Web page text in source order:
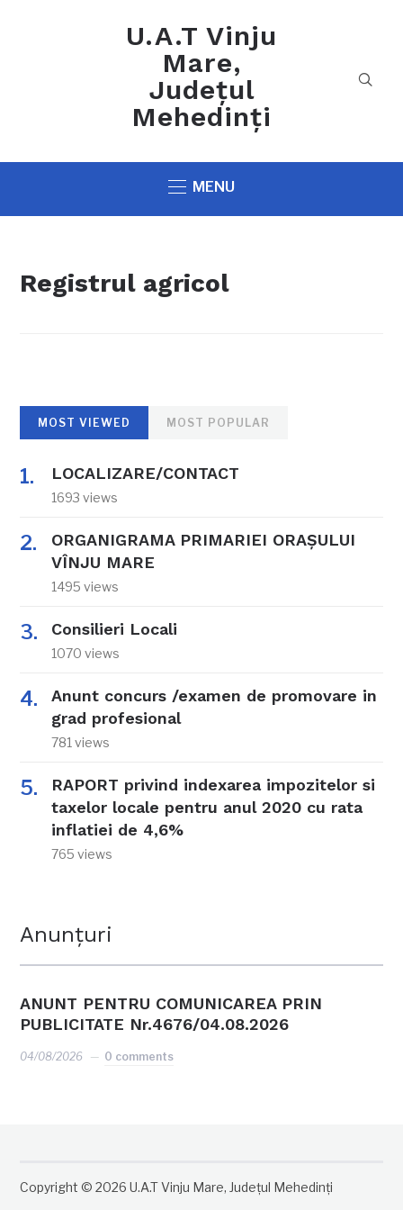
U.A.T Vinju
Mare,
Județul
Mehedinți
MENU
Registrul agricol
MOST VIEWED MOST POPULAR
LOCALIZARE/CONTACT
1693 views
ORGANIGRAMA PRIMARIEI ORAŞULUI
VÎNJU MARE
1495 views
Consilieri Locali
1070 views
Anunt concurs /examen de promovare in
grad profesional
781 views
RAPORT privind indexarea impozitelor si
taxelor locale pentru anul 2020 cu rata
inflatiei de 4,6%
765 views
Anunțuri
ANUNT PENTRU COMUNICAREA PRIN
PUBLICITATE Nr.4676/04.08.2026
04/08/2026 0 comments
Copyright © 2026 U.A.T Vinju Mare, Județul Mehedinți